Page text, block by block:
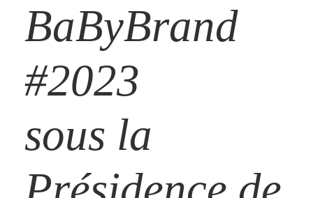
BaByBrand
#2023
sous la